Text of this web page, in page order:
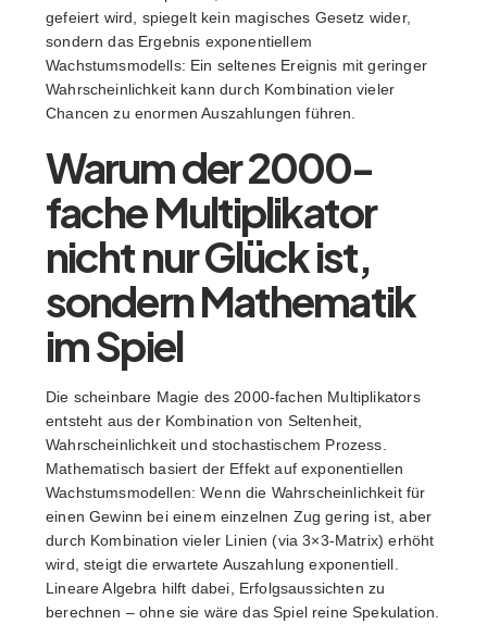
gefeiert wird, spiegelt kein magisches Gesetz wider,
sondern das Ergebnis exponentiellem
Wachstumsmodells: Ein seltenes Ereignis mit geringer
Wahrscheinlichkeit kann durch Kombination vieler
Chancen zu enormen Auszahlungen führen.
Warum der 2000-
fache Multiplikator
nicht nur Glück ist,
sondern Mathematik
im Spiel
Die scheinbare Magie des 2000-fachen Multiplikators
entsteht aus der Kombination von Seltenheit,
Wahrscheinlichkeit und stochastischem Prozess.
Mathematisch basiert der Effekt auf exponentiellen
Wachstumsmodellen: Wenn die Wahrscheinlichkeit für
einen Gewinn bei einem einzelnen Zug gering ist, aber
durch Kombination vieler Linien (via 3×3-Matrix) erhöht
wird, steigt die erwartete Auszahlung exponentiell.
Lineare Algebra hilft dabei, Erfolgsaussichten zu
berechnen – ohne sie wäre das Spiel reine Spekulation.